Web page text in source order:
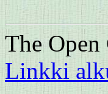
The
Linkki